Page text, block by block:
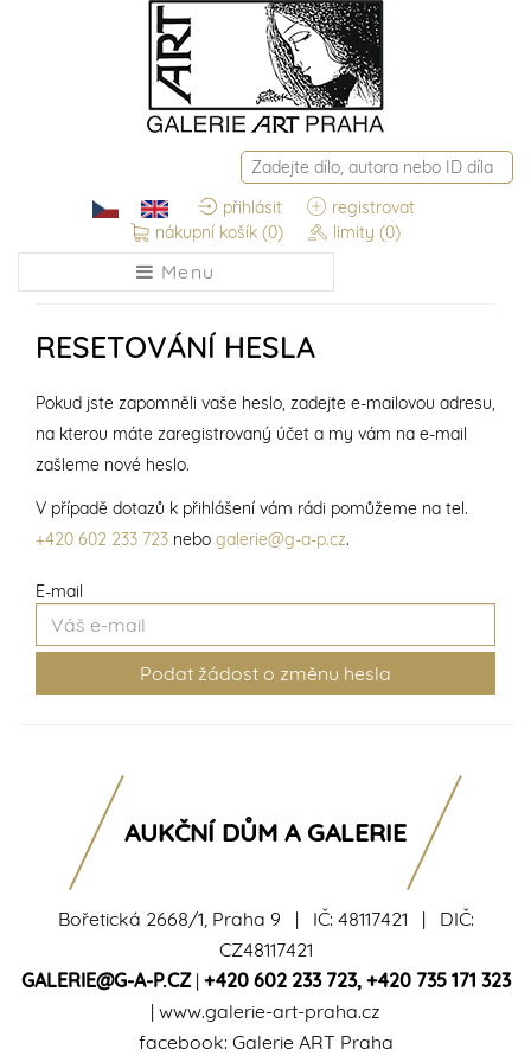
přihlásit
registrovat
nákupní košík (0) limity (0)
Menu
RESETOVÁNÍ HESLA
E-mail
Pokud jste zapomněli vaše heslo, zadejte e-mailovou adresu,
na kterou máte zaregistrovaný účet a my vám na e-mail
zašleme nové heslo.
V případě dotazů k přihlášení vám rádi pomůžeme na tel.
+420 602 233 723 nebo galerie@g-a-p.cz.
Bořetická 2668/1, Praha 9 | IČ: 48117421 | DIČ:
CZ48117421
GALERIE@G-A-P.CZ| +420 602 233 723, +420 735 171 323
| www.galerie-art-praha.cz
facebook: Galerie ART Praha
AUKČNÍ DŮM A GALERIE